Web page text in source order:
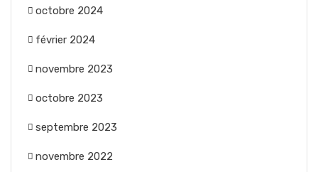
octobre 2024
février 2024
novembre 2023
octobre 2023
septembre 2023
novembre 2022